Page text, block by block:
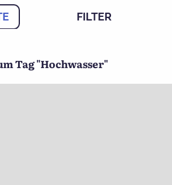
FILTER
Tag "Hochwasser"